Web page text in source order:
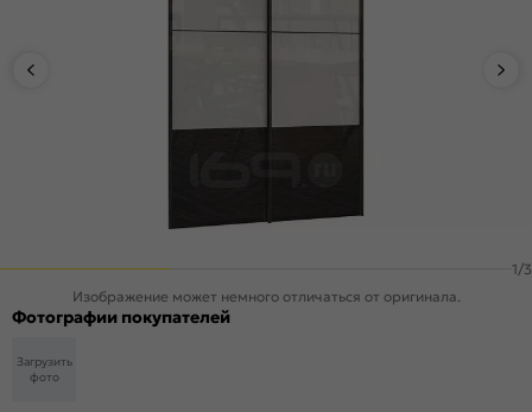
1/3
Изображение может немного отличаться от оригинала.
Фотографии покупателей
Загрузить
фото